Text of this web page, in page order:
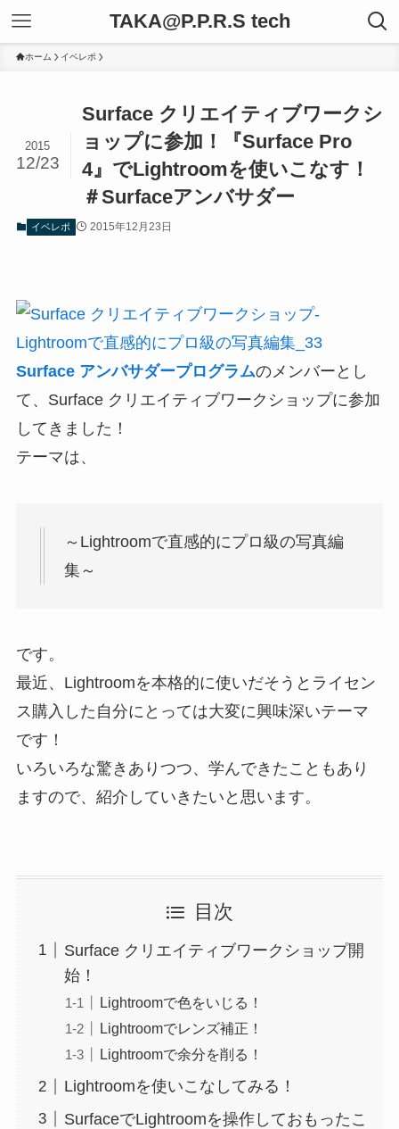
TAKA@P.P.R.S tech
ホーム イベレポ
Surface クリエイティブワークシ
ョップに参加！『Surface Pro
4』でLightroomを使いこなす！
＃Surfaceアンバサダー
2015
12/23
イベレポ 2015年12月23日
Surface アンバサダープログラムのメンバーとし
て、Surface クリエイティブワークショップに参加
してきました！
テーマは、
～Lightroomで直感的にプロ級の写真編
集～
です。
最近、Lightroomを本格的に使いだそうとライセン
ス購入した自分にとっては大変に興味深いテーマ
です！
いろいろな驚きありつつ、学んできたこともあり
ますので、紹介していきたいと思います。
目次
Surface クリエイティブワークショップ開
始！
Lightroomで色をいじる！
Lightroomでレンズ補正！
Lightroomで余分を削る！
Lightroomを使いこなしてみる！
SurfaceでLightroomを操作しておもったこ